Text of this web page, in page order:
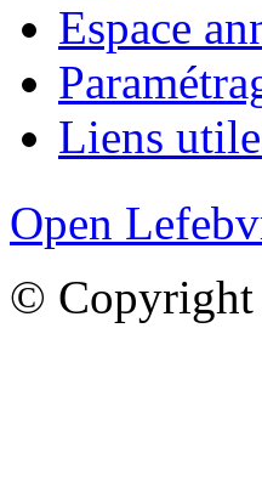
Espace
Liens
Open
© Copyright